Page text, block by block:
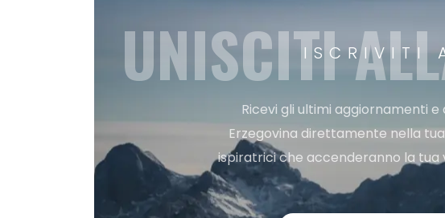
ISCRIVITI
UNISCITI
Ricevi gli ultimi aggiornamenti
Erzegovina direttamente nella
ispiratrici che accenderanno la tua